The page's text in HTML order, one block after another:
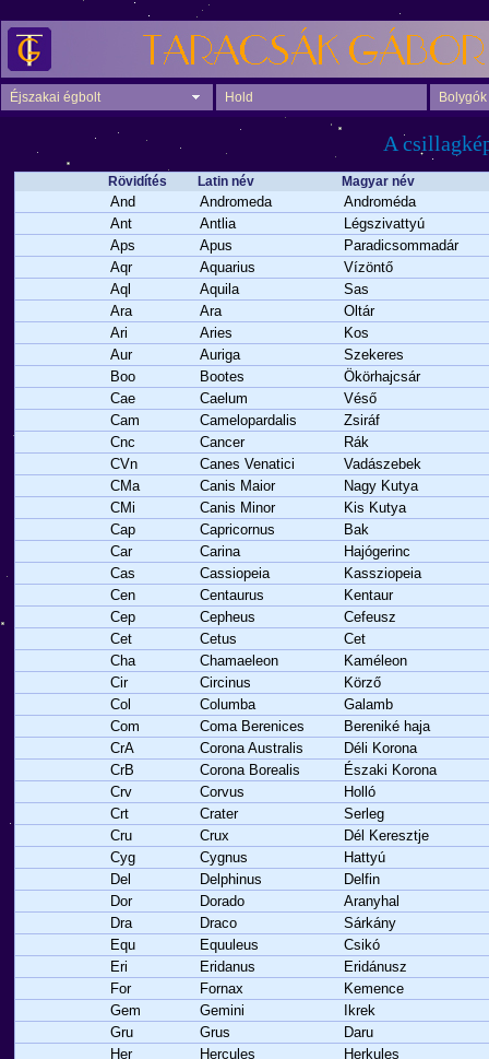
Éjszakai égbolt Hold Bolygók
A
Rövidítés Latin név Magyar név
And Andromeda
Androméda
Ant
Antlia
Légszivattyú
Aps
Apus
Paradicsommadár
Aqr
Aquarius
Vízöntő
Aql
Aquila
Sas
Ara
Ara
Oltár
Ari
Aries
Kos
Aur
Auriga
Szekeres
Boo
Bootes
Ökörhajcsár
Cae
Caelum
Véső
Cam
Camelopardalis
Zsiráf
Cnc
Cancer
Rák
CVn
Canes Venatici
Vadászebek
CMa
Canis Maior
Nagy Kutya
CMi
Canis Minor
Kis Kutya
Cap
Capricornus
Bak
Car
Carina
Hajógerinc
Cas
Cassiopeia
Kassziopeia
Cen
Centaurus
Kentaur
Cep
Cepheus
Cefeusz
Cet
Cetus
Cet
Cha
Chamaeleon
Kaméleon
Cir
Circinus
Körző
Col
Columba
Galamb
Com
Coma Berenices
Bereniké haja
CrA
Corona Australis
Déli Korona
CrB
Corona Borealis
Északi Korona
Crv
Corvus
Holló
Crt
Crater
Serleg
Cru
Crux
Dél Keresztje
Cyg
Cygnus
Hattyú
Del
Delphinus
Delfin
Dor
Dorado
Aranyhal
Dra
Draco
Sárkány
Equ
Equuleus
Csikó
Eri
Eridanus
Eridánusz
For
Fornax
Kemence
Gem
Gemini
Ikrek
Gru
Grus
Daru
Her
Hercules
Herkules